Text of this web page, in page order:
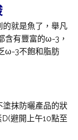
就是魚了，舉凡
含有豐富的ω-3，
ω-3不飽和脂肪
抹防曬產品的狀
避開上午10點至